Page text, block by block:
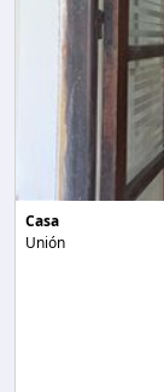
Casa
Unión